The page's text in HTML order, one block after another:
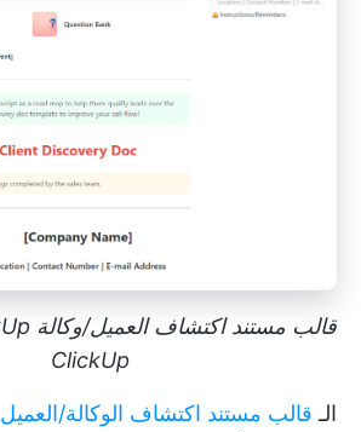
ClickUp
الـ قالب مستند اكتشاف الوكالة/العميل ClickUp